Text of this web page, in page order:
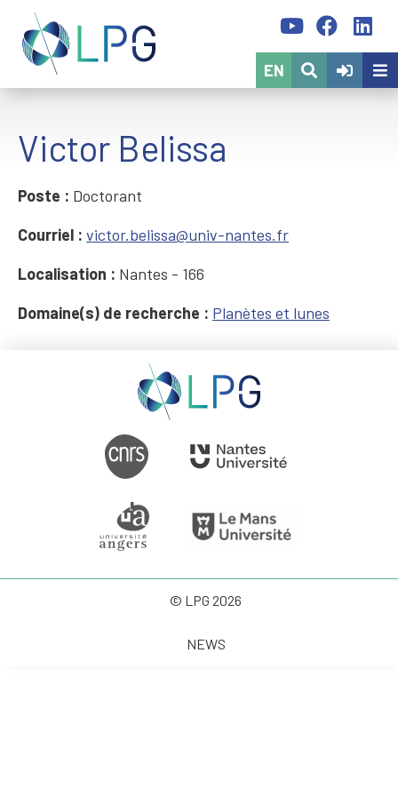
EN
Victor Belissa
Poste : Doctorant
Courriel : victor.belissa@univ-nantes.fr
Localisation : Nantes - 166
Domaine(s) de recherche : Planètes et lunes
© LPG 2026
NEWS